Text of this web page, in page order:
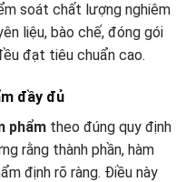
soát chất lượng nghiêm
liệu, bào chế, đóng gói
đạt tiêu chuẩn cao.
đầy đủ
phẩm theo đúng quy định
rằng thành phần, hàm
định rõ ràng. Điều này